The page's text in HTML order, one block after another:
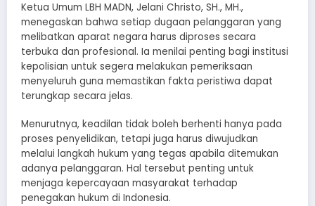
Ketua Umum LBH MADN, Jelani Christo, SH., MH.,
menegaskan bahwa setiap dugaan pelanggaran yang
melibatkan aparat negara harus diproses secara
terbuka dan profesional. Ia menilai penting bagi institusi
kepolisian untuk segera melakukan pemeriksaan
menyeluruh guna memastikan fakta peristiwa dapat
terungkap secara jelas.
Menurutnya, keadilan tidak boleh berhenti hanya pada
proses penyelidikan, tetapi juga harus diwujudkan
melalui langkah hukum yang tegas apabila ditemukan
adanya pelanggaran. Hal tersebut penting untuk
menjaga kepercayaan masyarakat terhadap
penegakan hukum di Indonesia.